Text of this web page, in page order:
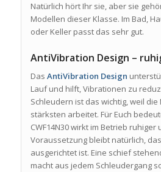
Natürlich hört Ihr sie, aber sie
Modellen dieser Klasse. Im Bad,
oder Keller passt das sehr gut.
AntiVibration Design –
Das AntiVibration Design
Lauf und hilft, Vibrationen zu
Schleudern ist das wichtig, weil
stärksten arbeitet. Für Euch
CWF14N30 wirkt im Betrieb
Voraussetzung bleibt natürlich,
ausgerichtet ist. Eine schief
macht aus jedem Schleudergang